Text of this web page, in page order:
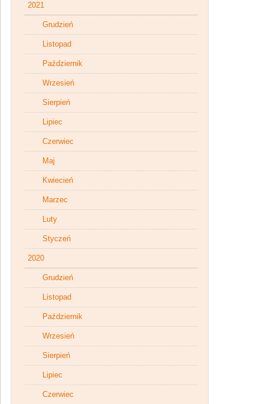
2021
Grudzień
Listopad
Październik
Wrzesień
Sierpień
Lipiec
Czerwiec
Maj
Kwiecień
Marzec
Luty
Styczeń
2020
Grudzień
Listopad
Październik
Wrzesień
Sierpień
Lipiec
Czerwiec